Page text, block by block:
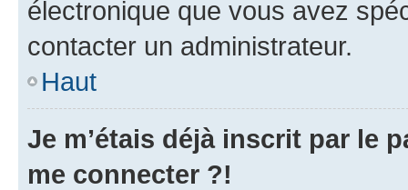
électronique que vous avez
contacter un administrateur.
Haut
Je m’étais déjà inscrit par le
me connecter ?!